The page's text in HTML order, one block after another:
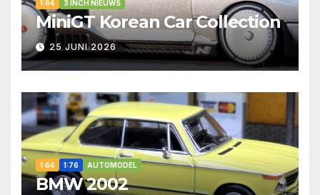
1:64 3 INCH NIEUWS
MiniGT Korean Car Collection
25 JUNI 2026
1:64 1:76 AUTOMODEL
BMW 2002